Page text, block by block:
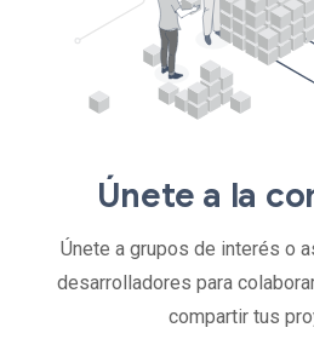
Únete a la
Únete a grupos de interés o
desarrolladores para
compartir tus